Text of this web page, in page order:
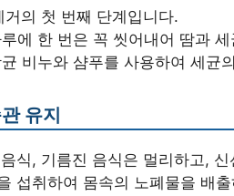
의 첫 번째 단계입니다.
에 한 번은 꼭 씻어내어 땀과
비누와 샴푸를 사용하여 세균
유지
식, 기름진 음식은 멀리하고,
섭취하여 몸속의 노폐물을 배